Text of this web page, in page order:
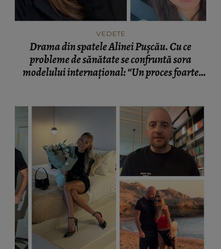
VEDETE
Drama din spatele Alinei Pușcău. Cu ce
probleme de sănătate se confruntă sora
modelului internațional: “Un proces foarte